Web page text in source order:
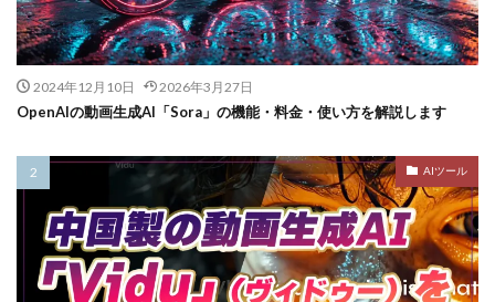
2024年12月10日 2026年3月27日
OpenAIの動画生成AI「Sora」の機能・料金・使い方を解説します
AIツール